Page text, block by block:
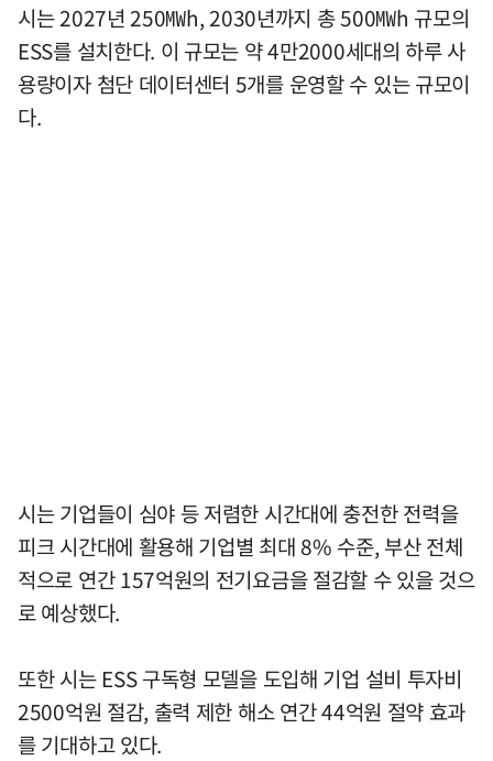
시는 2027년 250㎿h, 2030년까지 총 500㎿h 규모의
ESS를 설치한다. 이 규모는 약 4만2000세대의 하루 사
용량이자 첨단 데이터센터 5개를 운영할 수 있는 규모이
다.
시는 기업들이 심야 등 저렴한 시간대에 충전한 전력을
피크 시간대에 활용해 기업별 최대 8% 수준, 부산 전체
적으로 연간 157억원의 전기요금을 절감할 수 있을 것으
로 예상했다.
또한 시는 ESS 구독형 모델을 도입해 기업 설비 투자비
2500억원 절감, 출력 제한 해소 연간 44억원 절약 효과
를 기대하고 있다.